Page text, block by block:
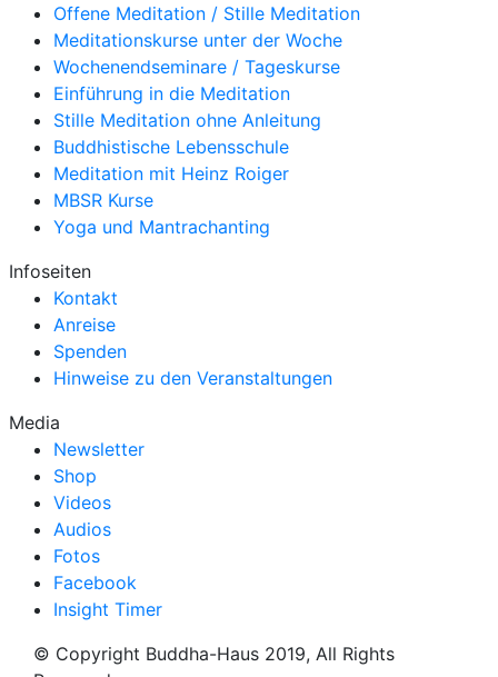
Offene Meditation / Stille Meditation
Meditationskurse unter der Woche
Wochenendseminare / Tageskurse
Einführung in die Meditation
Stille Meditation ohne Anleitung
Buddhistische Lebensschule
Meditation mit Heinz Roiger
MBSR Kurse
Yoga und Mantrachanting
Infoseiten
Kontakt
Anreise
Spenden
Hinweise zu den Veranstaltungen
Media
Newsletter
Shop
Videos
Audios
Fotos
Facebook
Insight Timer
© Copyright Buddha-Haus 2019, All Rights